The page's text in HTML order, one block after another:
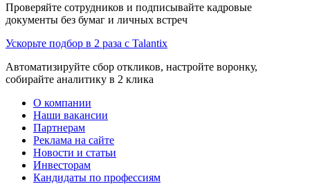
Проверяйте сотрудников и подписывайте кадровые
документы без бумаг и личных встреч
Ускорьте подбор в 2 раза с Talantix
Автоматизируйте сбор откликов, настройте воронку,
собирайте аналитику в 2 клика
О компании
Наши вакансии
Партнерам
Реклама на сайте
Новости и статьи
Инвесторам
Кандидаты по профессиям